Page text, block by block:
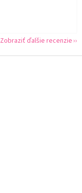
Zobraziť ďalšie recenzie